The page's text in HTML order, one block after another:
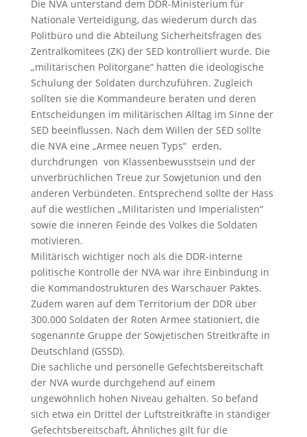
Die NVA unterstand dem DDR-Ministerium für
Nationale Verteidigung, das wiederum durch das
Politbüro und die Abteilung Sicherheitsfragen des
Zentralkomitees (ZK) der SED kontrolliert wurde. Die
„militärischen Politorgane“ hatten die ideologische
Schulung der Soldaten durchzuführen. Zugleich
sollten sie die Kommandeure beraten und deren
Entscheidungen im militärischen Alltag im Sinne der
SED beeinflussen. Nach dem Willen der SED sollte
die NVA eine „Armee neuen Typs“ erden,
durchdrungen von Klassenbewusstsein und der
unverbrüchlichen Treue zur Sowjetunion und den
anderen Verbündeten. Entsprechend sollte der Hass
auf die westlichen „Militaristen und Imperialisten“
sowie die inneren Feinde des Volkes die Soldaten
motivieren.
Militärisch wichtiger noch als die DDR-interne
politische Kontrolle der NVA war ihre Einbindung in
die Kommandostrukturen des Warschauer Paktes.
Zudem waren auf dem Territorium der DDR über
300.000 Soldaten der Roten Armee stationiert, die
sogenannte Gruppe der Sowjetischen Streitkräfte in
Deutschland (GSSD).
Die sachliche und personelle Gefechtsbereitschaft
der NVA wurde durchgehend auf einem
ungewöhnlich hohen Niveau gehalten. So befand
sich etwa ein Drittel der Luftstreitkräfte in ständiger
Gefechtsbereitschaft, Ähnliches gilt für die